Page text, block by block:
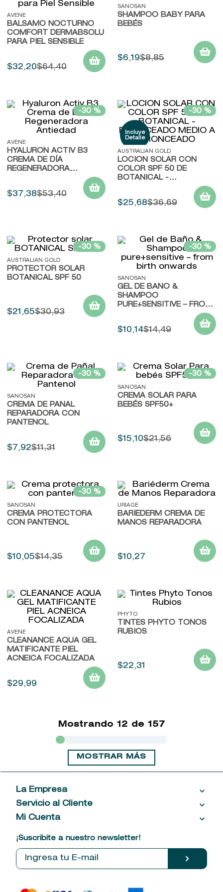
AVENE
BÁLSAMO NOCTURNO
COMFORT DERMABSOLU
PARA PIEL SENSIBLE
$32,20$64,40
SANOSAN
SHAMPOO BABY PARA
BEBÉS
$6,19$8,85
-30 %
AVENE
HYALURON ACTIV B3
CREMA DE DÍA
REGENERADORA
$37 ,38$53,40
-30 %
AUSTRALIAN GOLD
LOCIÓN SOLAR CON
COLOR SPF 50 DE
BOTANICAL -
BRONCEADO MEDIO A
$25,68$36,69
-30 %
AUSTRALIAN GOLD
PROTECTOR SOLAR
BOTANICAL SPF 50
$21 ,65$30,93
-30 %
SANOSAN
GEL DE BAÑO &
SHAMPOO
PURE+SENSITIVE – FROM
$10,14$14,49
-30 %
SANOSAN
CREMA DE PAÑAL
REPARADORA CON
PANTENOL
$ 7 ,92$11,31
-30 %
SANOSAN
CREMA SOLAR PARA
BEBÉS SPF50+
$15,10$21,56
-30 %
SANOSAN
CREMA PROTECTORA
CON PANTENOL
$10,05$14,35
URIAGE
BARIÉDERM CREMA DE
MANOS REPARADORA
$10,27
AVENE
CLEANANCE AQUA GEL
MATIFICANTE PIEL
ACNEICA FOCALIZADA
$29,99
PHYTO
TINTES PHYTO TONOS
RUBIOS
$22,31
Mostrando 12 de 157
MOSTRAR MÁS
La Empresa
Acerca de las Fragancias
Ventas al por mayor
Política de entrega
Tiendas
Servicio al Cliente
Contáctanos
Comprobantes electrónicos
Mi Cuenta
¡Suscribite a nuestro newsletter!
9.
baylis
10. john frieda